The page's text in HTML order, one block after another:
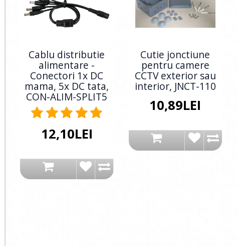
Cablu distributie
alimentare -
Conectori 1x DC
mama, 5x DC tata,
CON-ALIM-SPLIT5
12,10LEI
Cutie jonctiune
pentru camere
CCTV exterior sau
interior, JNCT-110
10,89LEI